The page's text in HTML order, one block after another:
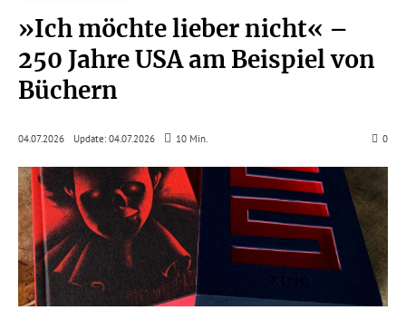
»Ich möchte lieber nicht« –
250 Jahre USA am Beispiel von
Büchern
04.07.2026 Update: 04.07.2026 10 Min. 0